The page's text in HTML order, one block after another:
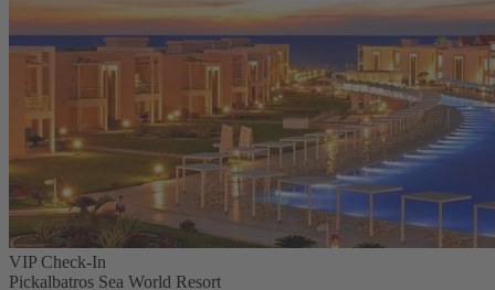
VIP Check-In
Pickalbatros Sea World Resort